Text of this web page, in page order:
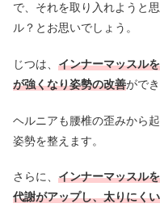
で、それを取り入れようと
ル？とお思いでしょう。
じつは、 インナーマッスル
が強くなり姿勢の改善ができ
ヘルニアも腰椎の歪みから
姿勢を整えます。
さらに、 インナーマッスル
代謝がアップし、太りにく